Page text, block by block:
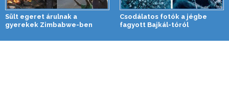
Sült egeret árulnak a
gyerekek Zimbabwe-ben
Csodálatos fotók a jégbe
fagyott Bajkál-tóról